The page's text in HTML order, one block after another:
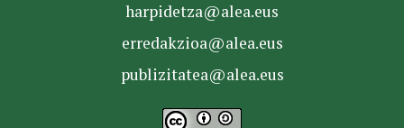
harpidetza@alea.eus
erredakzioa@alea.eus
publizitatea@alea.eus